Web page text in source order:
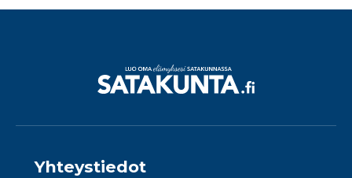
Yhteystiedot